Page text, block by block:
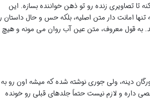
تا تصاویری زنده رو تو ذهن خواننده بسازه. این
امانت دار متن اصلیه، بلکه حس و حال داستان
به قول معروف، متن عین آب روان می مونه و هیچ
دینه، ولی جوری نوشته شده که میشه اون رو به
و لازم نیست حتماً جلدهای قبلی رو خونده